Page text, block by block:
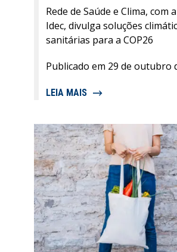
Rede de Saúde e Clima, com
Idec, divulga soluções
sanitárias para a COP26
Publicado em 29 de outubro
LEIA MAIS